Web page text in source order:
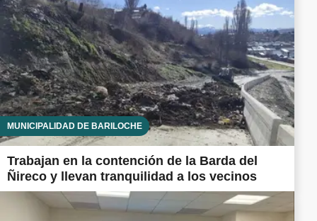
MUNICIPALIDAD DE BARILOCHE
Trabajan en la contención de la Barda del
Ñireco y llevan tranquilidad a los vecinos